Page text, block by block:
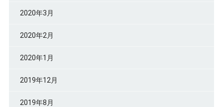
2020年3月
2020年2月
2020年1月
2019年12月
2019年8月